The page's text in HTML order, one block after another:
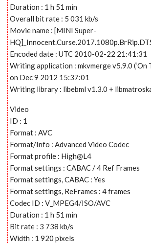
Duration : 1 h 51 min
Overall bit rate : 5 031 kb/s
Movie name : [MINI Super-
Encoded date : UTC 2010-02-22 21:41:31
Writing application : mkvmerge v5.9.0 (‘On
on Dec 9 2012 15:37:01
Writing library : libebml v1.3.0 +
Video
ID : 1
Format : AVC
Format/Info : Advanced Video Codec
Format profile : High@L4
Format settings : CABAC / 4 Ref Frames
Format settings, CABAC : Yes
Format settings, ReFrames : 4 frames
Codec ID : V_MPEG4/ISO/AVC
Duration : 1 h 51 min
Bit rate : 3 738 kb/s
Width : 1 920 pixels